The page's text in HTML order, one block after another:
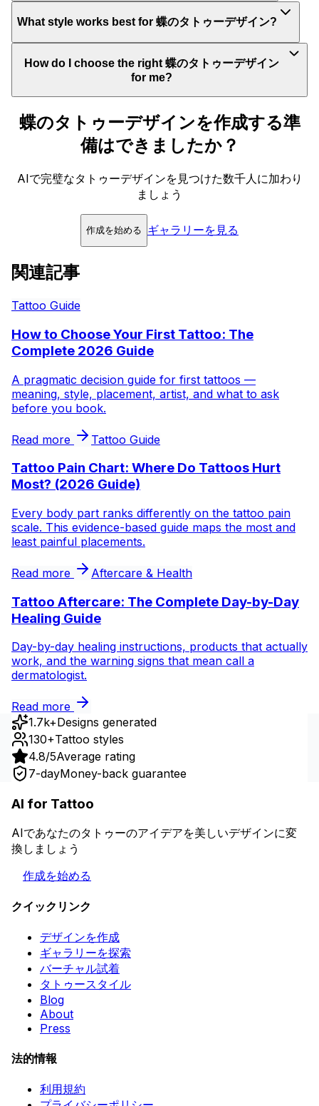
What style works best for 蝶のタトゥーデザイン?
How do I choose the right 蝶のタトゥーデザイン
for me?
蝶のタトゥーデザインを作成する準
備はできましたか？
AIで完璧なタトゥーデザインを見つけた数千人に加わり
ましょう
作成を始める ギャラリーを見る
関連記事
Tattoo Guide
How to Choose Your First Tattoo: The
Complete 2026 Guide
A pragmatic decision guide for first tattoos —
meaning, style, placement, artist, and what to ask
before you book.
Read more Tattoo Guide
Tattoo Pain Chart: Where Do Tattoos Hurt
Most? (2026 Guide)
Every body part ranks differently on the tattoo pain
scale. This evidence-based guide maps the most and
least painful placements.
Read more Aftercare & Health
Tattoo Aftercare: The Complete Day-by-Day
Healing Guide
Day-by-day healing instructions, products that actually
work, and the warning signs that mean call a
dermatologist.
Read more
1.7k+Designs generated
130+Tattoo styles
4.8/5Average rating
7-dayMoney-back guarantee
AI for Tattoo
AIであなたのタトゥーのアイデアを美しいデザインに変
換しましょう
作成を始める
クイックリンク
デザインを作成
ギャラリーを探索
バーチャル試着
タトゥースタイル
Blog
About
Press
法的情報
利用規約